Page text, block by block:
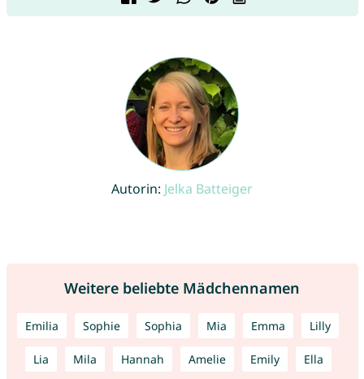
Autorin: Jelka Batteiger
Weitere beliebte Mädchennamen
Emilia Sophie Sophia Mia Emma Lilly
Lia Mila Hannah Amelie Emily Ella